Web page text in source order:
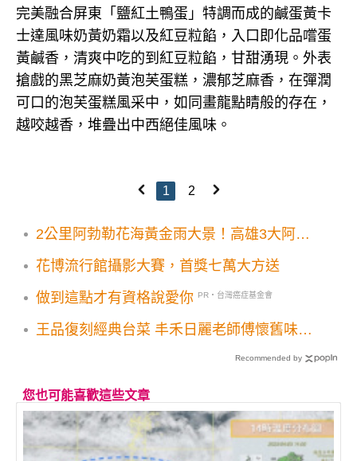
完美融合屏東「鹽紅土鴨蛋」特調而成的鹹蛋黃卡
士達風味奶黃奶霜以及紅豆粒餡，入口即化品嚐蛋
黃鹹香，清爽中吃的到紅豆粒餡，甘甜湧現。外表
搶戲的黑芝麻奶黃泡芙蛋糕，濃郁芝麻香，在彈潤
可口的泡芙蛋糕風采中，如同畫龍點睛般的存在，
越咬越香，堆疊出中西絕佳風味。
1 2
2公里阿勃勒花海黃金雨大景！高雄3大阿勃
花博流行館攝影大賽，首獎七萬大方送
做到這點才有資格說愛你 PR・台灣癌症基金會
王品復刻經典台菜 丰禾日麗老師傅懷舊味道
Recommended by
您也可能喜歡這些文章